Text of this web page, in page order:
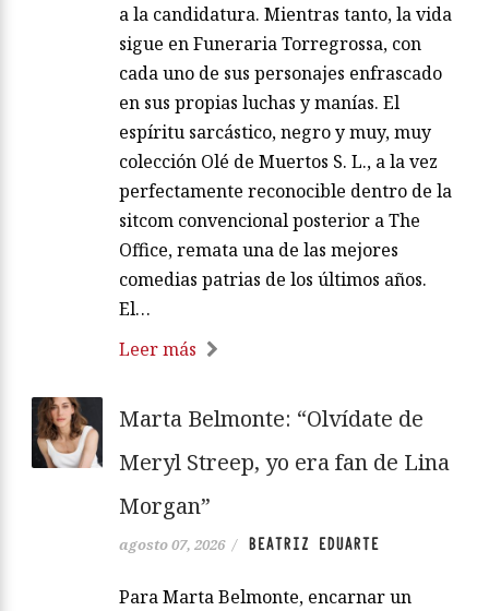
a la candidatura. Mientras tanto, la vida
sigue en Funeraria Torregrossa, con
cada uno de sus personajes enfrascado
en sus propias luchas y manías. El
espíritu sarcástico, negro y muy, muy
colección Olé de Muertos S. L., a la vez
perfectamente reconocible dentro de la
sitcom convencional posterior a The
Office, remata una de las mejores
comedias patrias de los últimos años.
El…
Leer más
Marta Belmonte: “Olvídate de
Meryl Streep, yo era fan de Lina
Morgan”
agosto 07, 2026 / BEATRIZ EDUARTE
Para Marta Belmonte, encarnar un